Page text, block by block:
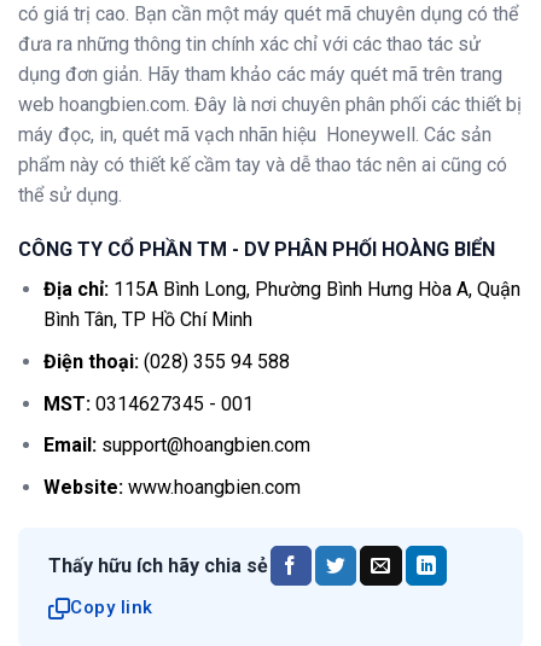
có giá trị cao. Bạn cần một máy quét mã chuyên dụng có thể
đưa ra những thông tin chính xác chỉ với các thao tác sử
dụng đơn giản. Hãy tham khảo các máy quét mã trên trang
web hoangbien.com . Đây là nơi chuyên phân phối các thiết bị
máy đọc, in, quét mã vạch nhãn hiệu Honeywell. Các sản
phẩm này có thiết kế cầm tay và dễ thao tác nên ai cũng có
thể sử dụng.
CÔNG TY CỔ PHẦN TM - DV PHÂN PHỐI HOÀNG BIỂN
Địa chỉ:115A Bình Long, Phường Bình Hưng Hòa A, Quận
Bình Tân, TP Hồ Chí Minh
Điện thoại:(028) 355 94 588
MST:0314627345 - 001
Email:support@hoangbien.com
Website: www.hoangbien.com
Thấy hữu ích hãy chia sẻ
Copy link